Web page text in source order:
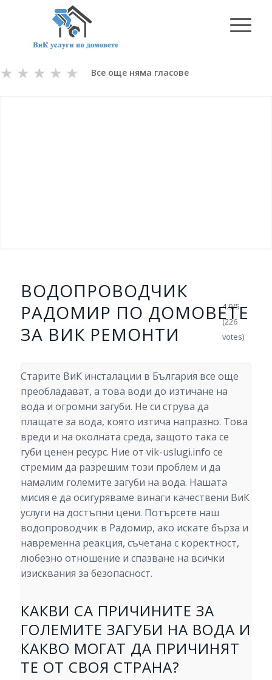
★
★
★
★
★ Все още няма гласове
ВОДОПРОВОДЧИК
РАДОМИР ПО ДОМОВЕТЕ
ЗА ВИК РЕМОНТИ
Старите ВиК инсталации в България все още
преобладават, а това води до изтичане на
вода и огромни загуби. Не си струва да
плащате за вода, която изтича напразно. Това
вреди и на околната среда, защото така се
губи ценен ресурс. Ние от vik-uslugi.info се
стремим да разрешим този проблем и да
намалим големите загуби на вода. Нашата
мисия е да осигуряваме винаги качествени ВиК
услуги на достъпни цени. Потърсете наш
водопроводчик в Радомир, ако искате бърза и
навременна реакция, съчетана с коректност,
любезно отношение и спазване на всички
изисквания за безопасност.
КАКВИ СА ПРИЧИНИТЕ ЗА
ГОЛЕМИТЕ ЗАГУБИ НА ВОДА И
КАКВО МОГАТ ДА ПРИЧИНЯТ
ТЕ ОТ СВОЯ СТРАНА?
4.9/5 -
(226
votes)